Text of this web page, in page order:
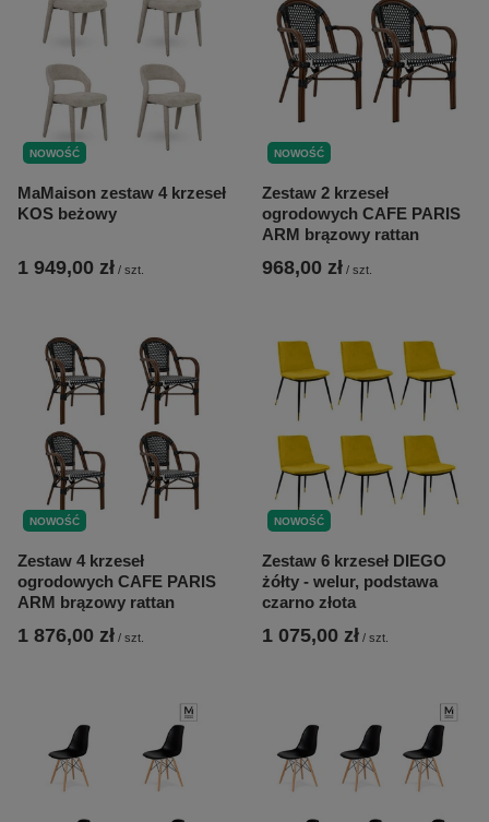
NOWOŚĆ
MaMaison zestaw 4 krzeseł
KOS beżowy
1 949,00 zł / szt.
NOWOŚĆ
Zestaw 2 krzeseł
ogrodowych CAFE PARIS
ARM brązowy rattan
968,00 zł / szt.
NOWOŚĆ
Zestaw 4 krzeseł
ogrodowych CAFE PARIS
ARM brązowy rattan
1 876,00 zł / szt.
NOWOŚĆ
Zestaw 6 krzeseł DIEGO
żółty - welur, podstawa
czarno złota
1 075,00 zł / szt.